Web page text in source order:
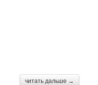
читать дальше →